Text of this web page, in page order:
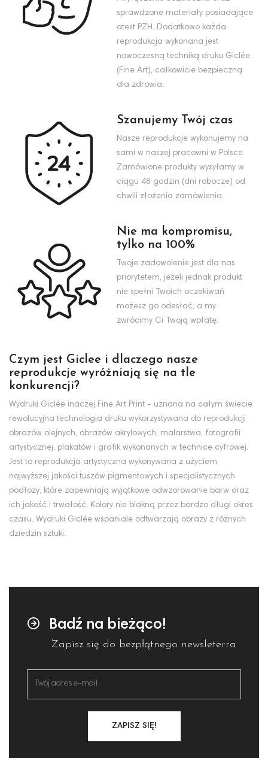
sprawdzone materiały posiadające
atest PZH. Dodatkowo każda
reprodukcja wykonana jest
nowoczesną techniką druku Giclée
(Fine Art), całkowicie bezpieczną
dla zdrowia.
Szanujemy Twój czas
Nasze reprodukcje wykonujemy na
sami w naszej pracowni w Polsce.
Zamówione produkty wysyłamy w
ciągu 48 godzin (dni robocze) od
chwili złożenia zamówienia.
Nie ma kompromisu,
tylko na 100%
Twoje zadowolenie jest dla nas
priorytetem, jeżeli jednak produkt
nie spełni Twoich oczekiwań
możesz go odesłać, a my
zwrócimy Ci Twoją wpłatę.
Czym jest Giclee i dlaczego nasze
reprodukcje wyróżniają się na tle
konkurencji?
Wydruki Giclée inaczej Fine Art Print - uznana na całym świecie
rewolucyjna technologia druku wykorzystywana do reprodukcji
obrazów olejnych, obrazów akrylowych, malarstwa, fotografii
artystycznej, plakatów i grafik wykonanych w technice cyfrowej.
Jest to reprodukcja artystyczna wykonywana z użyciem
najwyższej jakości tuszów pigmentowych i specjalistycznych
podłoży, które zapewniają wyjątkowe odwzorowanie barw oraz
ich jakość i trwałość. Kolory nie blakną przez bardzo długi okres
czasu. Wydruki Giclée wspaniale odtwarzają obrazy z różnych
dziedzin sztuki.
Badź na bieżąco!
Zapisz się do bezpłątnego newsleterra
ZAPISZ SIĘ!